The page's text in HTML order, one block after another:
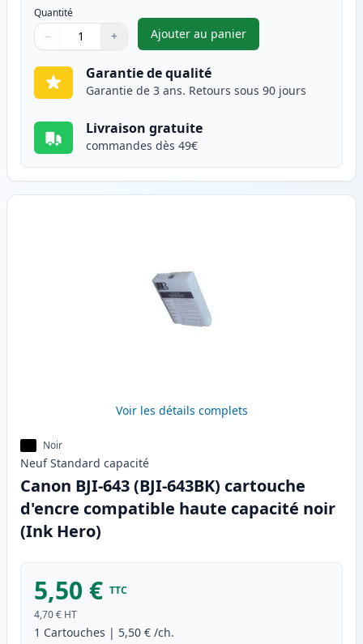
Quantité
Quantité
Utilisez les boutons pour ajuster
− +
Quantité
Ajouter au panier
,Pack de 4 Canon BJI-643
Garantie de qualité
Garantie de 3 ans. Retours sous 90 jours
Livraison gratuite
commandes dès 49€
Voir les détails complets
Noir
Neuf Standard capacité
Canon BJI-643 (BJI-643BK) cartouche
d'encre compatible haute capacité noir
(Ink Hero)
5,50 € TTC
4,70 € HT
1 Cartouches | 5,50 € /ch.